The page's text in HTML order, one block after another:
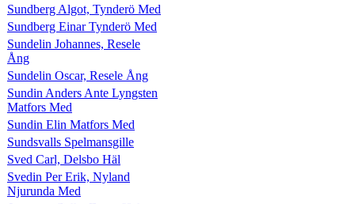
Sundberg Algot, Tynderö Med
Sundberg Einar Tynderö Med
Sundelin Johannes, Resele
Ång
Sundelin Oscar, Resele Ång
Sundin Anders Ante Lyngsten
Matfors Med
Sundin Elin Matfors Med
Sundsvalls Spelmansgille
Sved Carl, Delsbo Häl
Svedin Per Erik, Nyland
Njurunda Med